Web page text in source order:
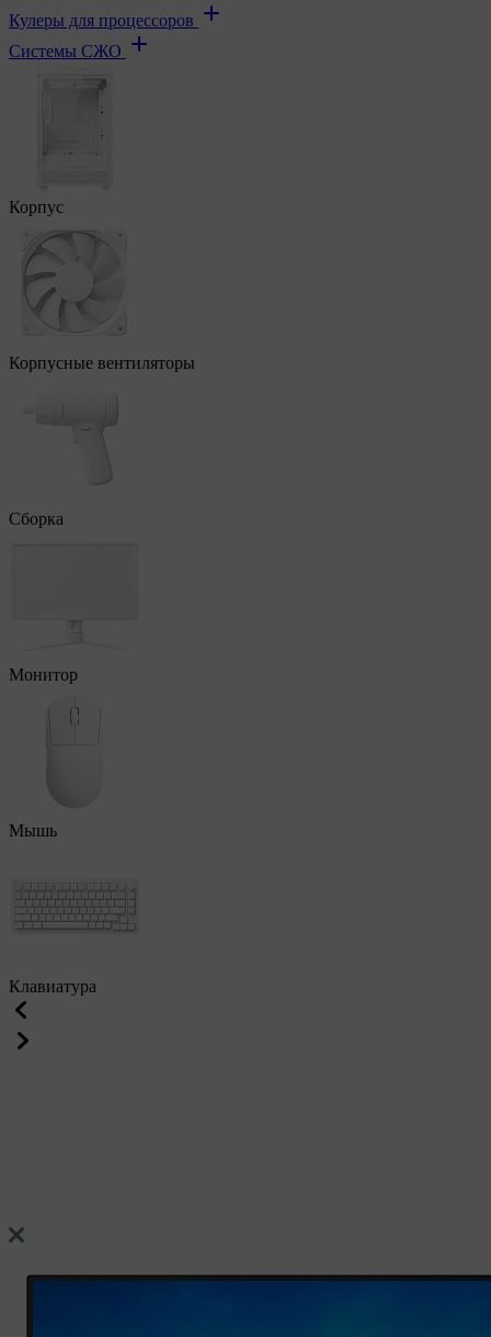
Кулеры для процессоров
Системы СЖО
Корпус
Корпусные вентиляторы
Сборка
Монитор
Мышь
Клавиатура